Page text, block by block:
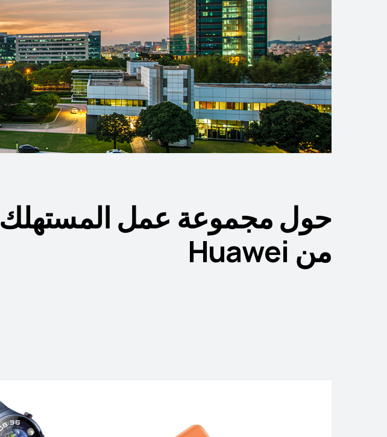
حول مجموعة عمل المستهلك
من Huawei